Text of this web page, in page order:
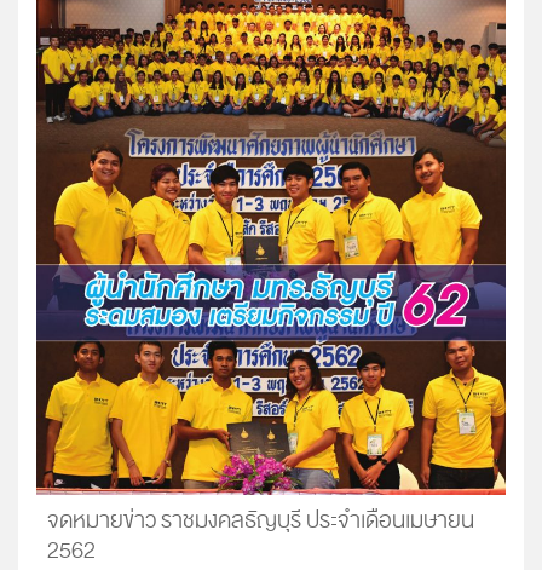
จดหมายข่าว ราชมงคลธัญบุรี ประจำเดือนเมษายน
2562